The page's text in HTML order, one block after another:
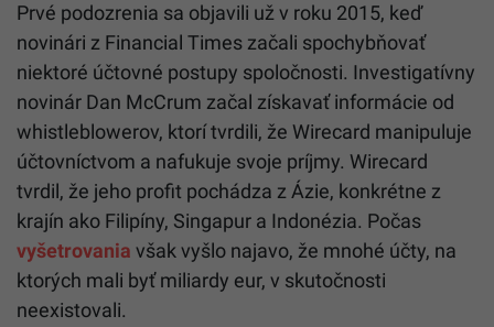
Prvé podozrenia sa objavili už v roku 2015, keď
novinári z Financial Times začali spochybňovať
niektoré účtovné postupy spoločnosti. Investigatívny
novinár Dan McCrum začal získavať informácie od
whistleblowerov, ktorí tvrdili, že Wirecard manipuluje
účtovníctvom a nafukuje svoje príjmy. Wirecard
tvrdil, že jeho profit pochádza z Ázie, konkrétne z
krajín ako Filipíny, Singapur a Indonézia. Počas
vyšetrovania však vyšlo najavo, že mnohé účty, na
ktorých mali byť miliardy eur, v skutočnosti
neexistovali.